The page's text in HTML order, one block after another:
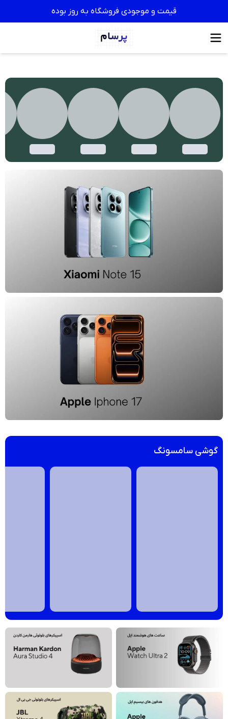
قیمت و موجودی فروشگاه به روز بوده
گوشی سامسونگ